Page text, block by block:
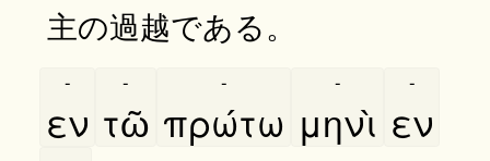
主の過越である。
εν
-
τῶ
-
πρώτω
-
μηνὶ
-
εν
-